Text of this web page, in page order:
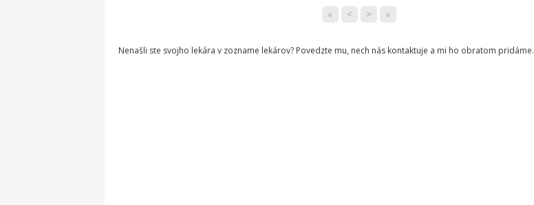
« < > »
Nenašli ste svojho lekára v zozname lekárov? Povedzte mu, nech nás kontaktuje a mi ho obratom pridáme.